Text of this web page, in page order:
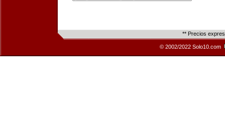
** Precios
© 2002/2022 Solo10.com